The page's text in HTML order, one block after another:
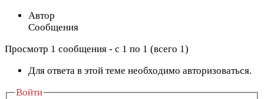
Автор
Сообщения
Просмотр 1 сообщения - с 1 по 1 (всего 1)
Для ответа в этой теме необходимо авторизоваться.
Войти